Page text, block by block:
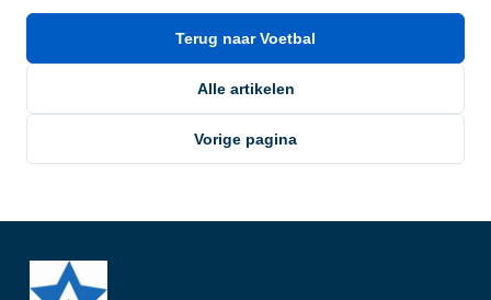
Terug naar Voetbal
Alle artikelen
Vorige pagina